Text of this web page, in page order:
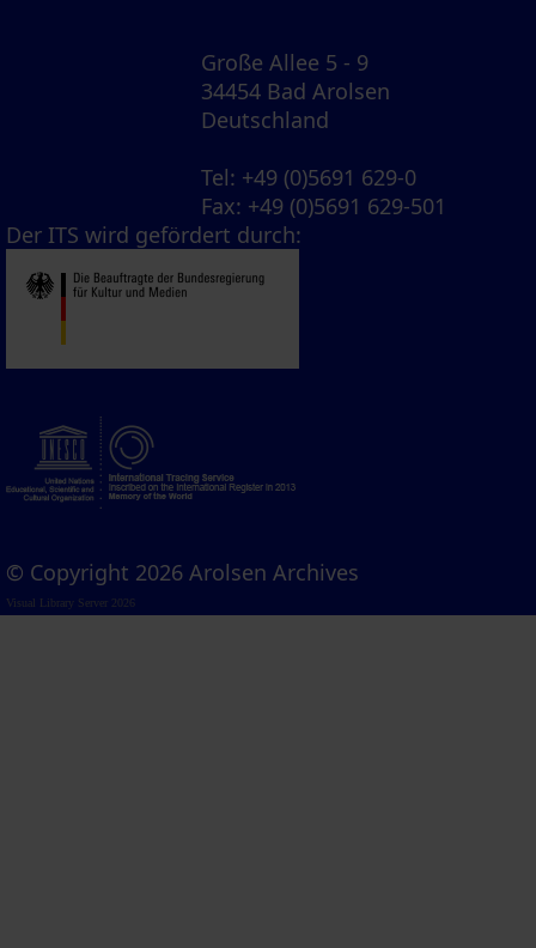
Große Allee 5 - 9
34454 Bad Arolsen
Deutschland
Tel: +49 (0)5691 629-0
Fax: +49 (0)5691 629-501
Der ITS wird gefördert durch:
© Copyright 2026 Arolsen Archives
Visual Library Server 2026